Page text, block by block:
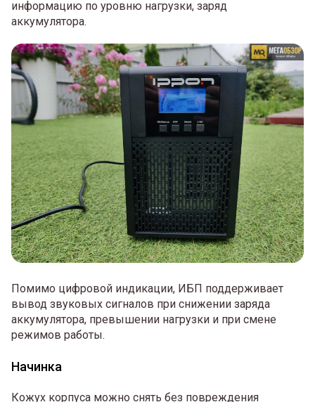
информацию по уровню нагрузки, заряд
аккумулятора.
Помимо цифровой индикации, ИБП поддерживает
вывод звуковых сигналов при снижении заряда
аккумулятора, превышении нагрузки и при смене
режимов работы.
Начинка
Кожух корпуса можно снять без повреждения